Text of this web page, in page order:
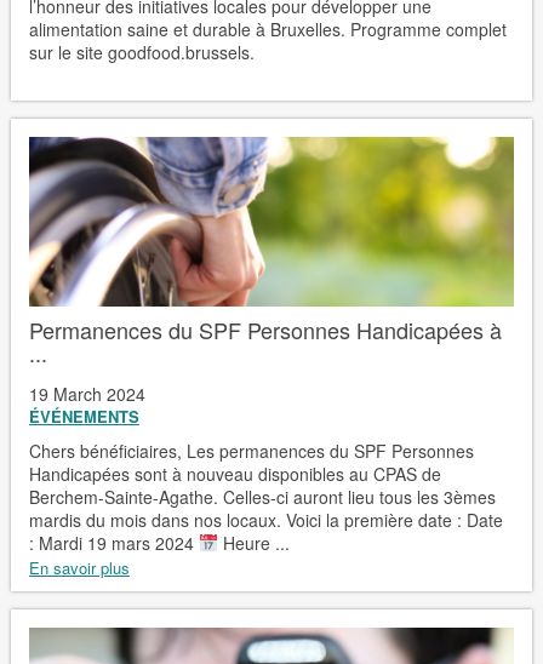
l’honneur des initiatives locales pour développer une
alimentation saine et durable à Bruxelles. Programme complet
sur le site goodfood.brussels.
Permanences du SPF Personnes Handicapées à
...
19 March 2024
ÉVÉNEMENTS
Chers bénéficiaires, Les permanences du SPF Personnes
Handicapées sont à nouveau disponibles au CPAS de
Berchem-Sainte-Agathe. Celles-ci auront lieu tous les 3èmes
mardis du mois dans nos locaux. Voici la première date : Date
: Mardi 19 mars 2024
Heure ...
En savoir plus